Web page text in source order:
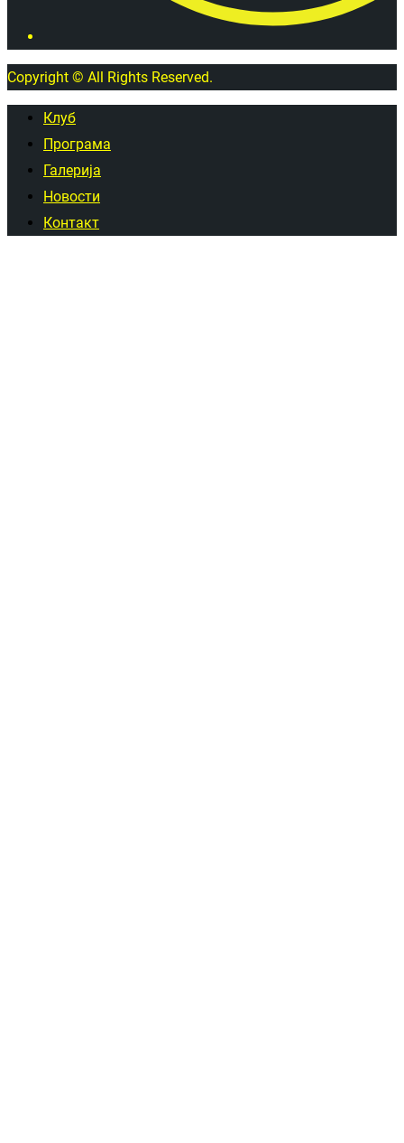
Copyright © All Rights Reserved.
Клуб
Програма
Галерија
Новости
Контакт